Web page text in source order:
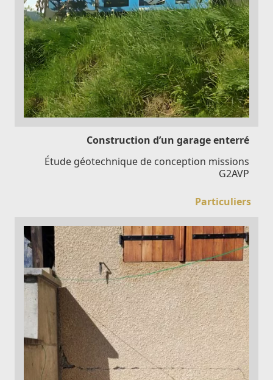
Construction d’un garage enterré
Étude géotechnique de conception missions
G2AVP
Particuliers